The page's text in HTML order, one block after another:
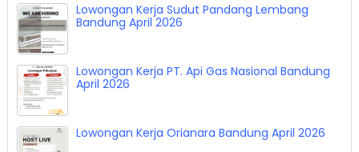
Lowongan Kerja Sudut Pandang Lembang
Bandung April 2026
Lowongan Kerja PT. Api Gas Nasional Bandung
April 2026
Lowongan Kerja Orianara Bandung April 2026